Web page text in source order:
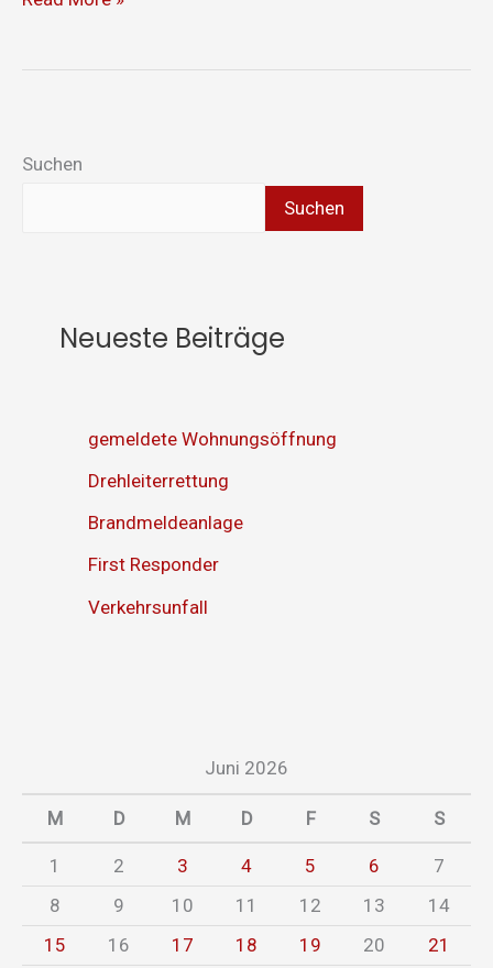
Suchen
Suchen
Neueste Beiträge
gemeldete Wohnungsöffnung
Drehleiterrettung
Brandmeldeanlage
First Responder
Verkehrsunfall
Juni 2026
M D M D F S S
1 2 3 4 5 6
7
8
9 10 11 12 13
14
15
16 17 18 19 20
21